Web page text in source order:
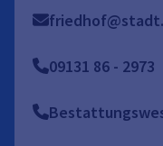
09131 86 - 2973